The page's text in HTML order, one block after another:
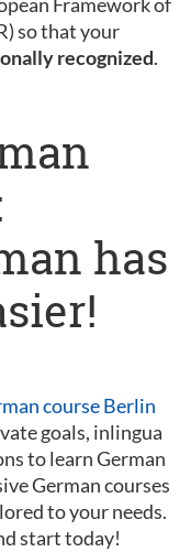
so that your
recognized.
has
course Berlin
goals, inlingua
to learn German
German courses
to your needs.
start today!